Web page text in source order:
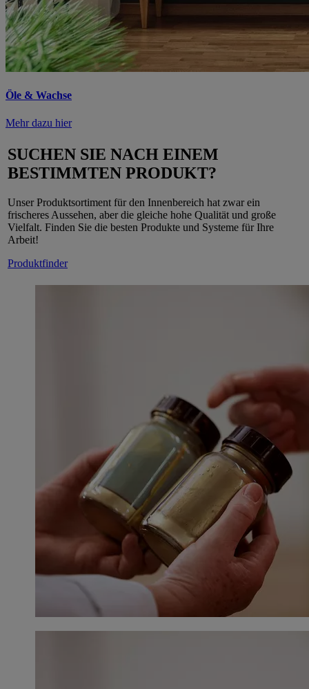
Öle & Wachse
Mehr dazu hier
SUCHEN SIE NACH EINEM
BESTIMMTEN PRODUKT?
Unser Produktsortiment für den Innenbereich hat zwar ein
frischeres Aussehen, aber die gleiche hohe Qualität und große
Vielfalt. Finden Sie die besten Produkte und Systeme für Ihre
Arbeit!
Produktfinder